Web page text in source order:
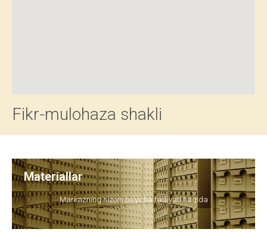
Fikr-mulohaza shakli
Materiallar
Markazning nizom bo'yicha faoliyati haqida